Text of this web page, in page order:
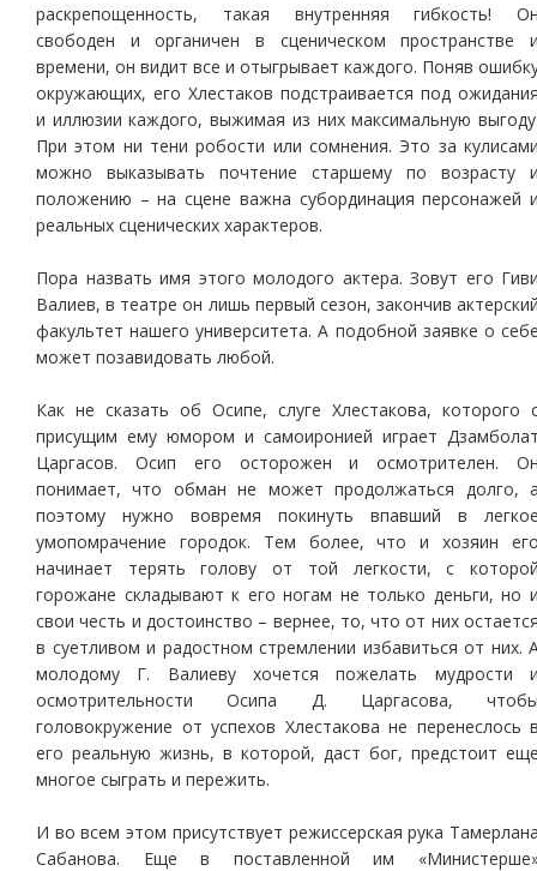
раскрепощенность, такая внутренняя гибкость!
свободен и органичен в сценическом пространстве
времени, он видит все и отыгрывает каждого. Поняв
окружающих, его Хлестаков подстраивается под
и иллюзии каждого, выжимая из них максимальную
При этом ни тени робости или сомнения. Это за
можно выказывать почтение старшему по возрасту
положению – на сцене важна субординация персонажей
реальных сценических характеров.
Пора назвать имя этого молодого актера. Зовут его
Валиев, в театре он лишь первый сезон, закончив
факультет нашего университета. А подобной заявке о
может позавидовать любой.
Как не сказать об Осипе, слуге Хлестакова, которого
присущим ему юмором и самоиронией играет
Царгасов. Осип его осторожен и осмотрителен.
понимает, что обман не может продолжаться долго,
поэтому нужно вовремя покинуть впавший в
умопомрачение городок. Тем более, что и хозяин
начинает терять голову от той легкости, с
горожане складывают к его ногам не только деньги, но
свои честь и достоинство – вернее, то, что от них
в суетливом и радостном стремлении избавиться от них.
молодому Г. Валиеву хочется пожелать мудрости
осмотрительности Осипа Д. Царгасова,
головокружение от успехов Хлестакова не перенеслось
его реальную жизнь, в которой, даст бог, предстоит
многое сыграть и пережить.
И во всем этом присутствует режиссерская рука
Сабанова. Еще в поставленной им